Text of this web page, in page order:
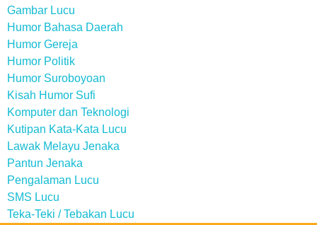
Gambar Lucu
Humor Bahasa Daerah
Humor Gereja
Humor Politik
Humor Suroboyoan
Kisah Humor Sufi
Komputer dan Teknologi
Kutipan Kata-Kata Lucu
Lawak Melayu Jenaka
Pantun Jenaka
Pengalaman Lucu
SMS Lucu
Teka-Teki / Tebakan Lucu